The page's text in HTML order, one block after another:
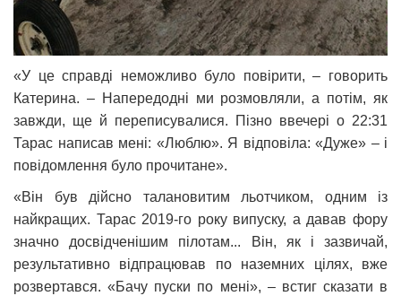
«У це справді неможливо було повірити, – говорить
Катерина. – Напередодні ми розмовляли, а потім, як
завжди, ще й переписувалися. Пізно ввечері о 22:31
Тарас написав мені: «Люблю». Я відповіла: «Дуже» – і
повідомлення було прочитане».
«Він був дійсно талановитим льотчиком, одним із
найкращих. Тарас 2019-го року випуску, а давав фору
значно досвідченішим пілотам... Він, як і зазвичай,
результативно відпрацював по наземних цілях, вже
розвертався. «Бачу пуски по мені», – встиг сказати в